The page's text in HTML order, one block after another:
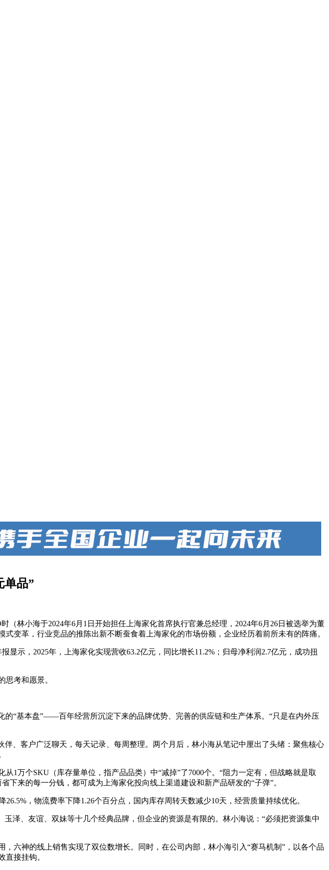
单品”
（林小海于2024年6月1日开始担任上海家化首席执行官兼总经理，2024年6月26日被选举为董
变革，行业竞品的推陈出新不断蚕食着上海家化的市场份额，企业经历着前所未有的阵痛。
示，2025年，上海家化实现营收63.2亿元，同比增长11.2%；归母净利润2.7亿元，成功扭
思考和愿景。
“基本盘”——百年经营所沉淀下来的品牌优势、完善的供应链和生产体系。“只是在内外压
、客户广泛聊天，每天记录、每周整理。两个月后，林小海从笔记中厘出了头绪：聚焦核心
1万个SKU（库存量单位，指产品品类）中“减掉”了7000个。“阻力一定有，但战略就是取
来的每一分钱，都可成为上海家化投向线上渠道建设和新产品研发的“子弹”。
，物流费率下降1.26个百分点，国内库存周转天数减少10天，经营质量持续优化。
泽、友谊、双妹等十几个经典品牌，但企业的资源是有限的。林小海说：“必须把资源集中
六神的线上销售实现了双位数增长。同时，在公司内部，林小海引入“赛马机制”，以各个品
直接挂钩。